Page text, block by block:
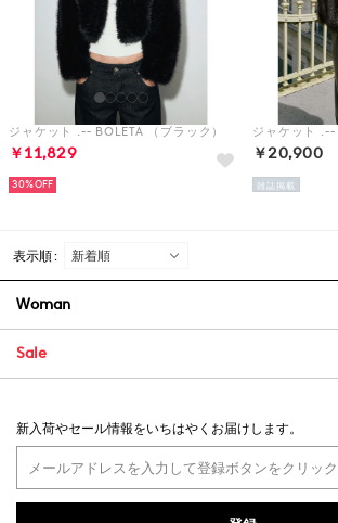
ジャケット .-- BOLETA （ブラック）
￥11,829
30%
ジャケット .--
￥20,900
雑誌掲載
表示順 :
Woman
Sale
新入荷やセール情報をいちはやくお届けします。